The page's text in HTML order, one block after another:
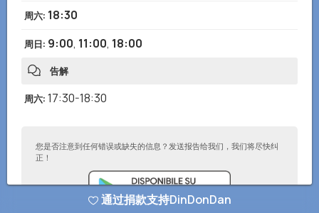
周六: 18:30
周日: 9:00, 11:00, 18:00
告解
周六: 17:30-18:30
您是否注意到任何错误或缺失的信息？发送报告给我们，我们将尽快纠
正！
通过捐款支持DinDonDan